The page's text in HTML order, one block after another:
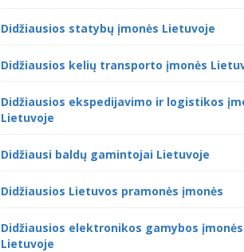
Didžiausios statybų įmonės Lietuvoje
Didžiausios kelių transporto įmonės
Didžiausios ekspedijavimo ir logistikos
Lietuvoje
Didžiausi baldų gamintojai Lietuvoje
Didžiausios Lietuvos pramonės įmonės
Didžiausios elektronikos gamybos įmonės
Lietuvoje